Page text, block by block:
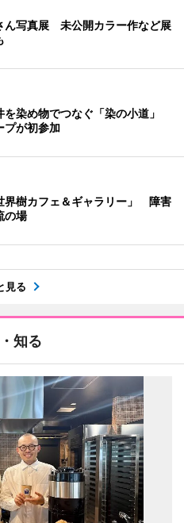
ん写真展 未公開カラー作など展
を染め物でつなぐ「染の小道」
プが初参加
界樹カフェ＆ギャラリー」 障害
の場
見る
知る